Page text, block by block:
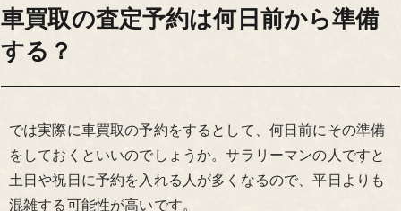
車買取の査定予約は何日前から準備
する？
では実際に車買取の予約をするとして、何日前にその準備
をしておくといいのでしょうか。サラリーマンの人ですと
土日や祝日に予約を入れる人が多くなるので、平日よりも
混雑する可能性が高いです。